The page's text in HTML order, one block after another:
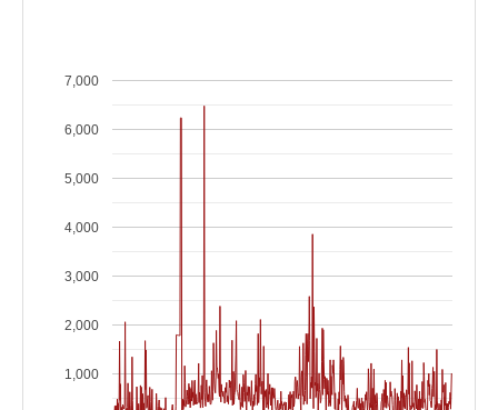
1,000
2,000
3,000
4,000
5,000
6,000
7,000